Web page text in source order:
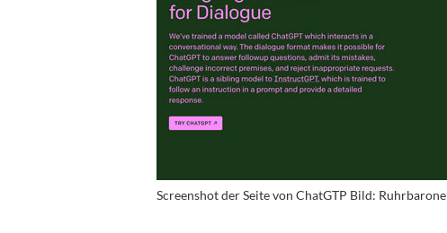
Screenshot der Seite von ChatGTP Bild: Ruhrbarone